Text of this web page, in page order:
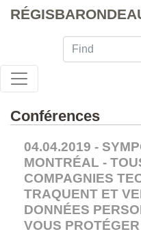
Find
Conférences
04.04.2019 -
MONTRÉAL -
COMPAGNIES
TRAQUENT ET
DONNÉES
VOUS